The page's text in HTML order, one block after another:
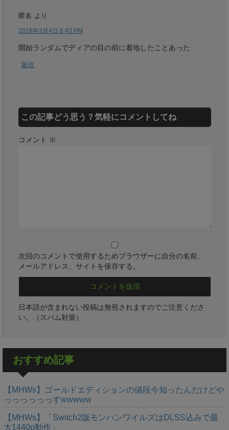
匿名 より:
2018年3月4日 8:43 PM
開始ランダムでディアの目の前に着地したことあった
返信
この記事どう思う？気軽にコメントしてね
コメント ※
次回のコメントで使用するためブラウザーに自分の名前、
メールアドレス、サイトを保存する。
日本語が含まれない投稿は無視されますのでご注意くださ
い。（スパム対策）
おすすめ記事
【MHWs】ゴールドエディションの値段今知ったんだけどや
っっっっっっすwwwww
【MHWs】「Switch2版モンハンワイルズはDLSS込みで最
大1440p動作」